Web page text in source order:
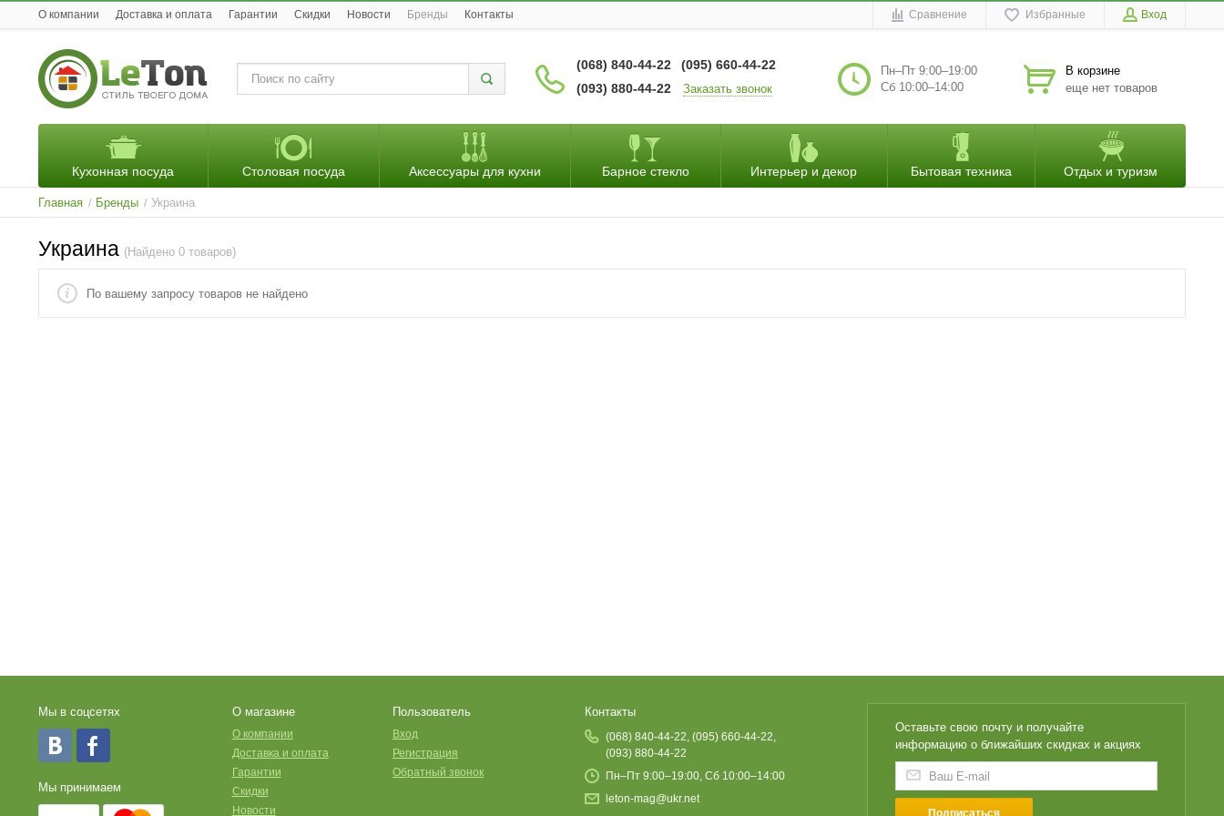
O компании Доставка и оплата Гарантии Скидки Новости Бренды Контакты Сравнение Избранные Вход
(068) 840-44-22
(095) 660-44-22
(093) 880-44-22
Заказать звонок
Пн–Пт 9:00–19:00
Сб 10:00–14:00
В корзине
еще нет товаров
Кухонная посуда Столовая посуда Аксессуары для кухни Барное стекло Интерьер и декор Бытовая техника Отдых и туризм
Главная / Бренды / Украина
Украина (Найдено 0 товаров)
По вашему запросу товаров не найдено
Мы в соцсетях
Мы принимаем
О магазине
O компании
Доставка и оплата
Гарантии
Скидки
Новости
Пользователь
Вход
Регистрация
Обратный звонок
Контакты
(068) 840-44-22, (095) 660-44-22,
(093) 880-44-22
Пн–Пт 9:00–19:00, Сб 10:00–14:00
leton-mag@ukr.net
Оставьте свою почту и получайте
информацию о ближайших скидках и акциях
Подписаться